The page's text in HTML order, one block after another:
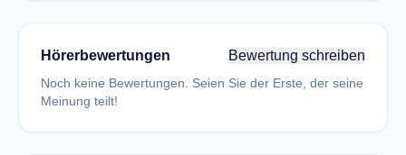
Hörerbewertungen Bewertung schreiben
Noch keine Bewertungen. Seien Sie der Erste, der seine
Meinung teilt!